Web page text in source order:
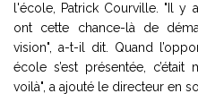
l'école, Patrick Courville. "Il y
ont cette chance-là de
vision", a-t-il dit. Quand
école s’est présentée,
voilà", a ajouté le directeur en